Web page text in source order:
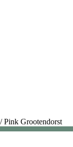
Pink Grootendorst